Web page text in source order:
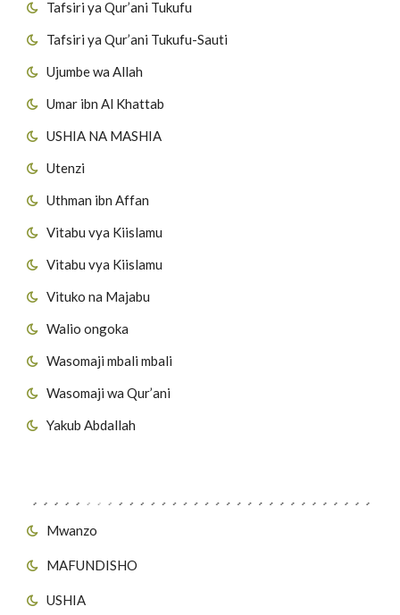
Tafsiri ya Qur’ani Tukufu
Tafsiri ya Qur’ani Tukufu-Sauti
Ujumbe wa Allah
Umar ibn Al Khattab
USHIA NA MASHIA
Utenzi
Uthman ibn Affan
Vitabu vya Kiislamu
Vitabu vya Kiislamu
Vituko na Majabu
Walio ongoka
Wasomaji mbali mbali
Wasomaji wa Qur’ani
Yakub Abdallah
Mwanzo
MAFUNDISHO
USHIA